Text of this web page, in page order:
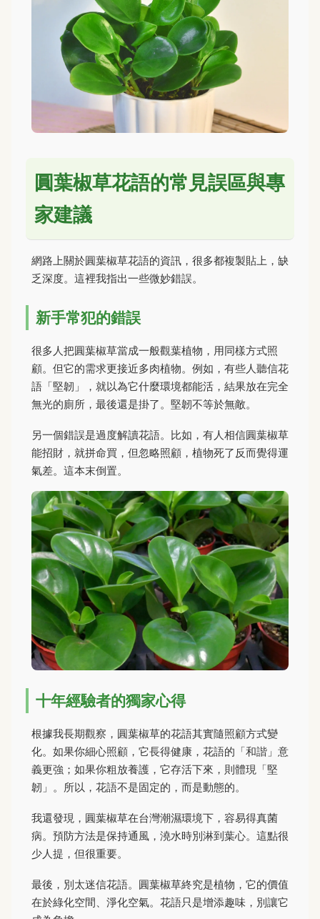
圓葉椒草花語的常見誤區與專
家建議
網路上關於圓葉椒草花語的資訊，很多都複製貼上，缺
乏深度。這裡我指出一些微妙錯誤。
新手常犯的錯誤
很多人把圓葉椒草當成一般觀葉植物，用同樣方式照
顧。但它的需求更接近多肉植物。例如，有些人聽信花
語「堅韌」，就以為它什麼環境都能活，結果放在完全
無光的廁所，最後還是掛了。堅韌不等於無敵。
另一個錯誤是過度解讀花語。比如，有人相信圓葉椒草
能招財，就拼命買，但忽略照顧，植物死了反而覺得運
氣差。這本末倒置。
十年經驗者的獨家心得
根據我長期觀察，圓葉椒草的花語其實隨照顧方式變
化。如果你細心照顧，它長得健康，花語的「和諧」意
義更強；如果你粗放養護，它存活下來，則體現「堅
韌」。所以，花語不是固定的，而是動態的。
我還發現，圓葉椒草在台灣潮濕環境下，容易得真菌
病。預防方法是保持通風，澆水時別淋到葉心。這點很
少人提，但很重要。
最後，別太迷信花語。圓葉椒草終究是植物，它的價值
在於綠化空間、淨化空氣。花語只是增添趣味，別讓它